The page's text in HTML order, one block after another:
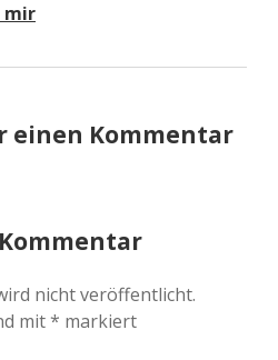
mir
einen Kommentar
nicht veröffentlicht.
mit* markiert